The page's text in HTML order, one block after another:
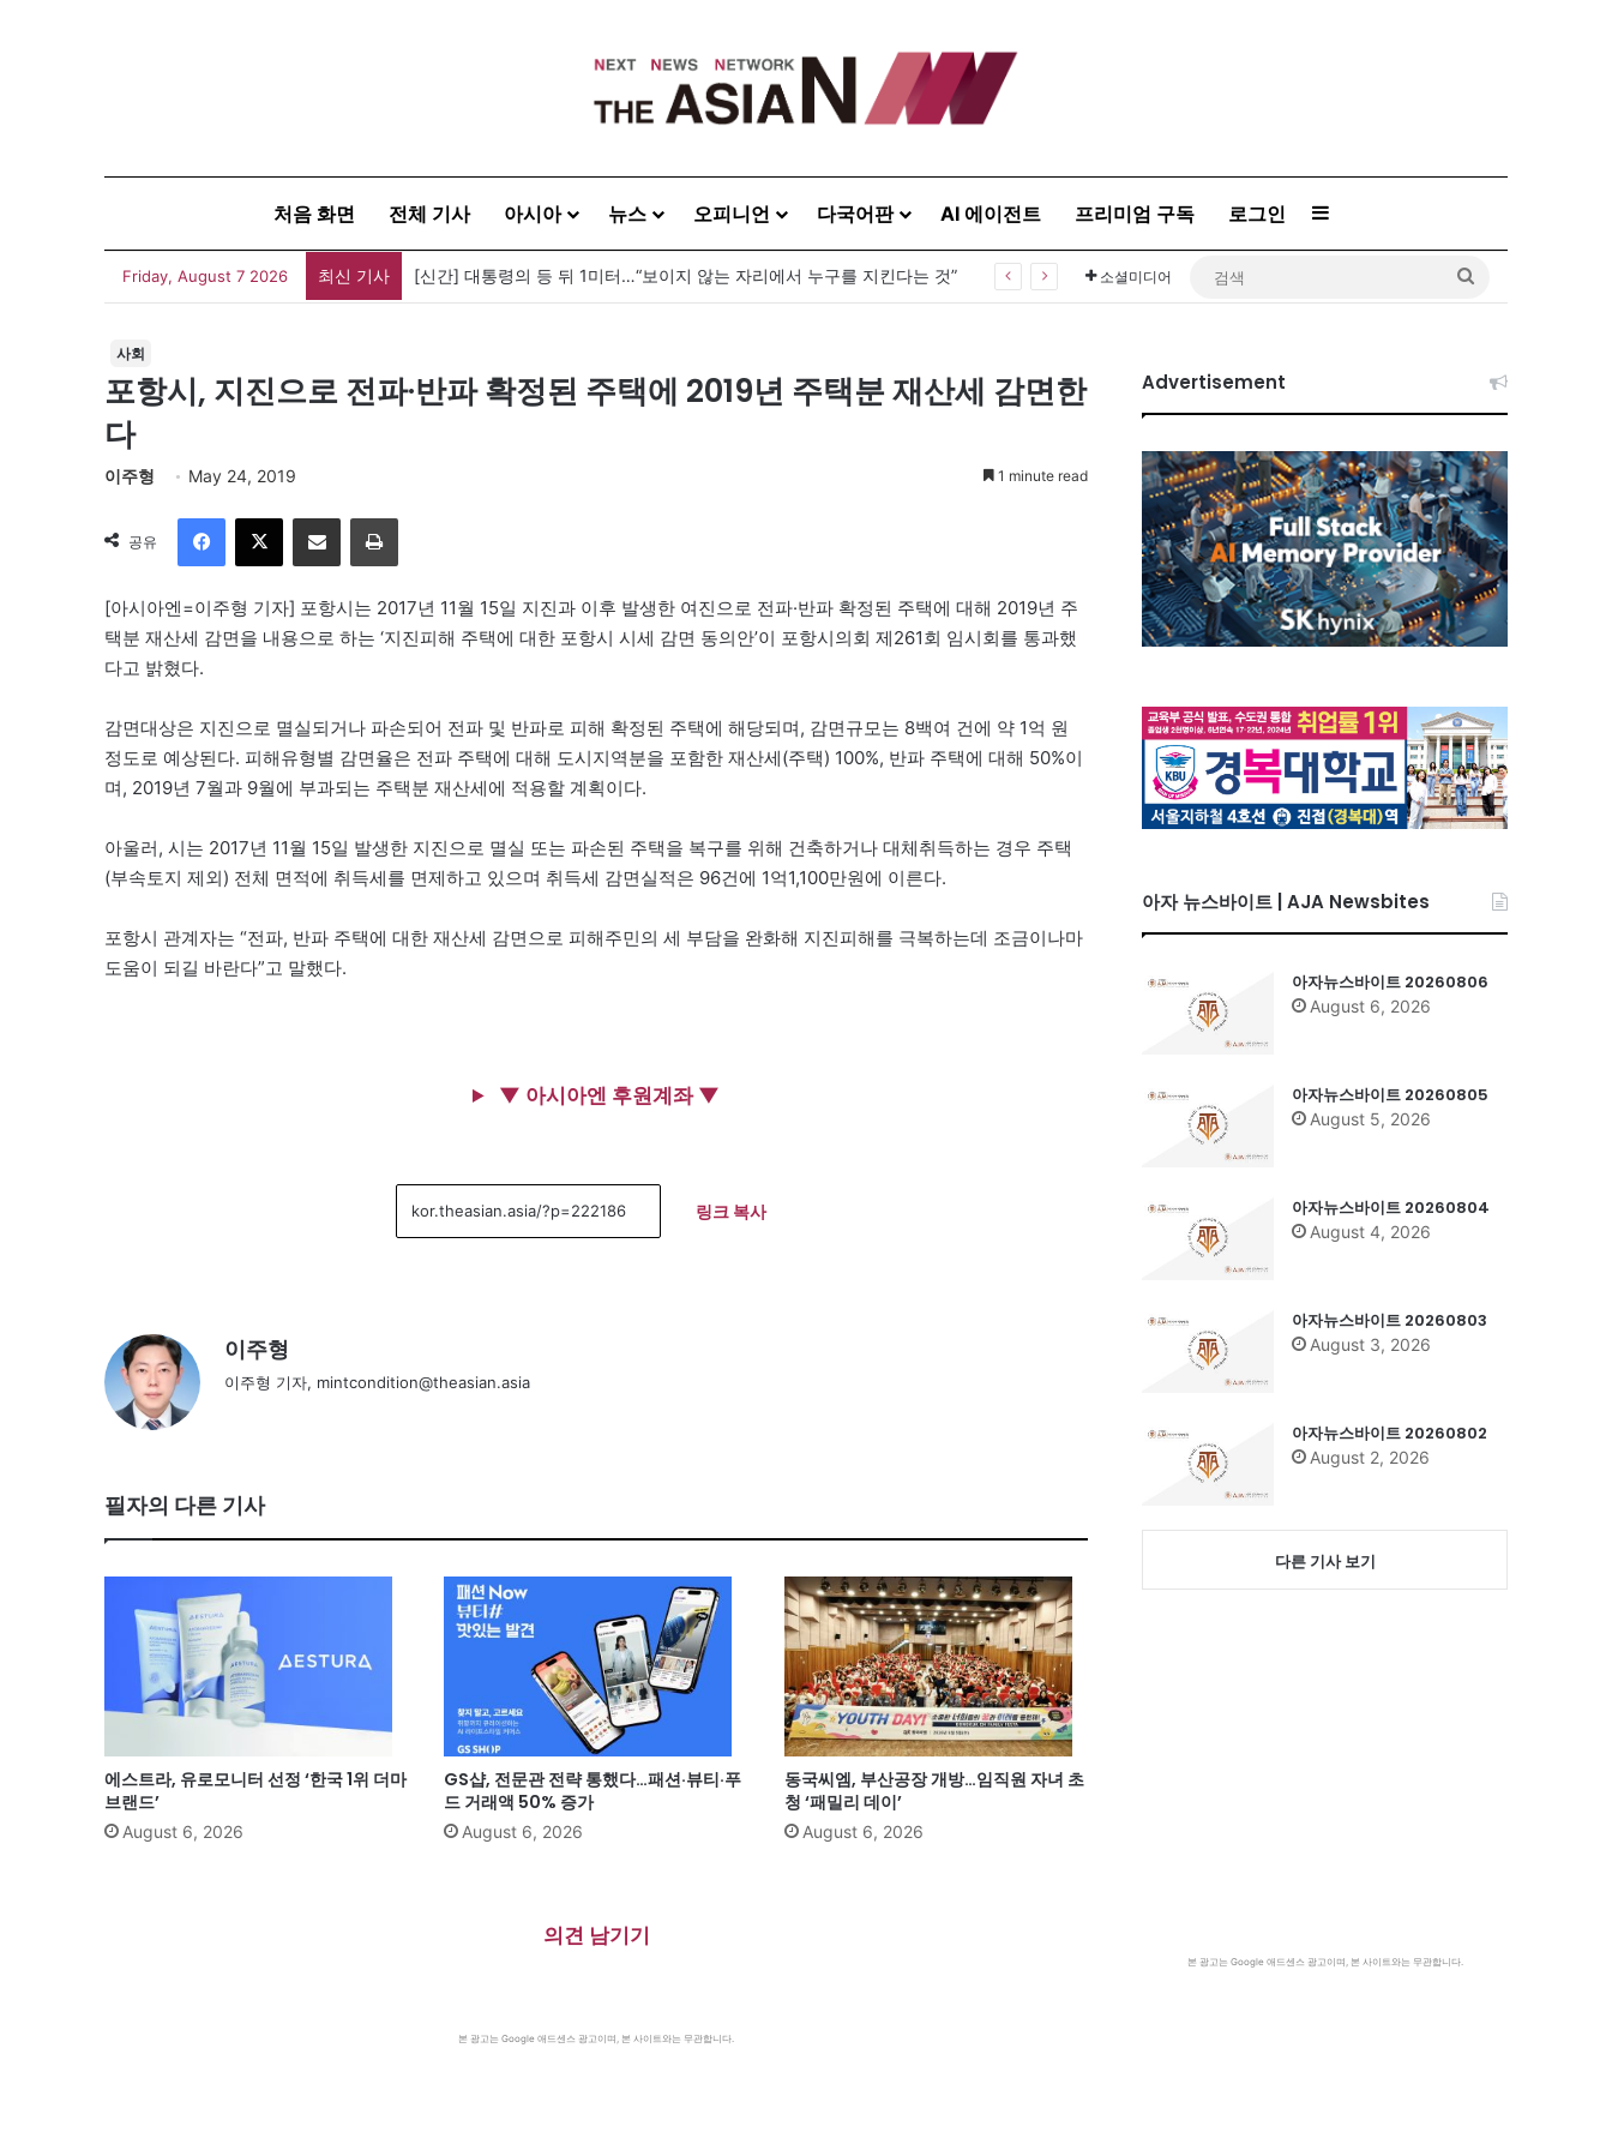
처음 화면 전체 기사 아시아 뉴스 오피니언 다국어판 AI 에이전트 프리미엄 구독 로그인 Sidebar
Friday, August 7 2026 최신 기사 [신간] 대통령의 등 뒤 1미터…“보이지 않는 자리에서 누구를 지킨다는 것” 소셜미디어
사회
포항시, 지진으로 전파·반파 확정된 주택에 2019년 주택분 재산세 감면한
다
이주형 May 24, 2019 1 minute read
공유
이메일
[아시아엔=이주형 기자] 포항시는 2017년 11월 15일 지진과 이후 발생한 여진으로 전파·반파 확정된 주택에 대해 2019년 주
택분 재산세 감면을 내용으로 하는 ‘지진피해 주택에 대한 포항시 시세 감면 동의안’이 포항시의회 제261회 임시회를 통과했
다고 밝혔다.
감면대상은 지진으로 멸실되거나 파손되어 전파 및 반파로 피해 확정된 주택에 해당되며, 감면규모는 8백여 건에 약 1억 원
정도로 예상된다. 피해유형별 감면율은 전파 주택에 대해 도시지역분을 포함한 재산세(주택) 100%, 반파 주택에 대해 50%이
며, 2019년 7월과 9월에 부과되는 주택분 재산세에 적용할 계획이다.
아울러, 시는 2017년 11월 15일 발생한 지진으로 멸실 또는 파손된 주택을 복구를 위해 건축하거나 대체취득하는 경우 주택
(부속토지 제외) 전체 면적에 취득세를 면제하고 있으며 취득세 감면실적은 96건에 1억1,100만원에 이른다.
포항시 관계자는 “전파, 반파 주택에 대한 재산세 감면으로 피해주민의 세 부담을 완화해 지진피해를 극복하는데 조금이나마
도움이 되길 바란다”고 말했다.
▼ 아시아엔 후원계좌 ▼
링크 복사
이주형
이주형 기자, mintcondition@theasian.asia
필자의 다른 기사
에스트라, 유로모니터 선정 ‘한국 1위 더마
브랜드’
August 6, 2026
GS샵, 전문관 전략 통했다…패션·뷰티·푸
드 거래액 50% 증가
August 6, 2026
동국씨엠, 부산공장 개방…임직원 자녀 초
청 ‘패밀리 데이’
August 6, 2026
의견 남기기
본 광고는 Google 애드센스 광고이며, 본 사이트와는 무관합니다.
Advertisement
아자 뉴스바이트 | AJA Newsbites
아자뉴스바이트 20260806
August 6, 2026
아자뉴스바이트 20260805
August 5, 2026
아자뉴스바이트 20260804
August 4, 2026
아자뉴스바이트 20260803
August 3, 2026
아자뉴스바이트 20260802
August 2, 2026
다른 기사 보기
본 광고는 Google 애드센스 광고이며, 본 사이트와는 무관합니다.